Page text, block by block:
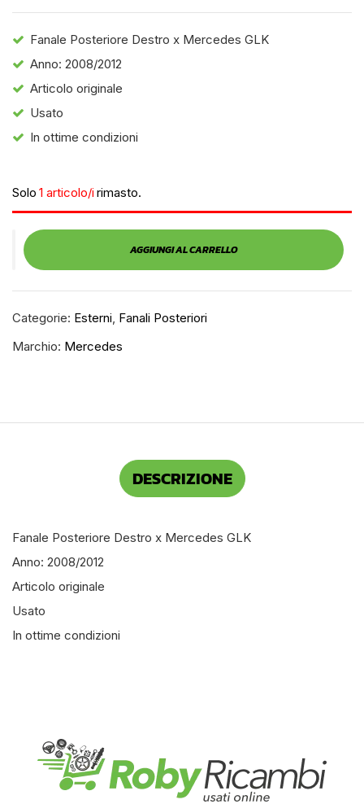
Fanale Posteriore Destro x Mercedes GLK
Anno: 2008/2012
Articolo originale
Usato
In ottime condizioni
Solo 1 articolo/i rimasto.
AGGIUNGI AL CARRELLO
Categorie: Esterni Fanali Posteriori
Marchio: Mercedes
DESCRIZIONE
Fanale Posteriore Destro x Mercedes GLK
Anno: 2008/2012
Articolo originale
Usato
In ottime condizioni